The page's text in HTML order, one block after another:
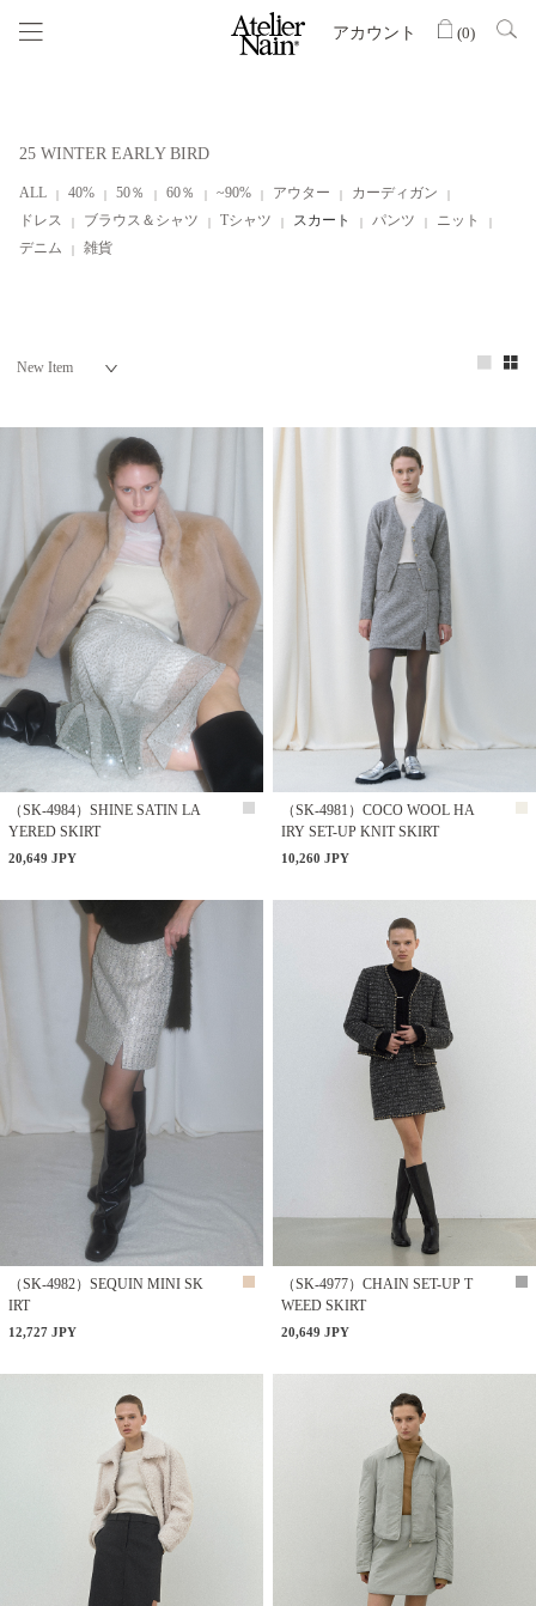
アカウント (0)
25 WINTER EARLY BIRD
ALL 40% 50％ 60％ ~90% アウター
カーディガン
ドレス
ブラウス＆シャツ Tシャツ スカート パンツ
ニット
デニム
雑貨
（SK-4984）SHINE SATIN LA
YERED SKIRT
20,649 JPY
（SK-4981）COCO WOOL HA
IRY SET-UP KNIT SKIRT
10,260 JPY
（SK-4982）SEQUIN MINI SK
IRT
12,727 JPY
（SK-4977）CHAIN SET-UP T
WEED SKIRT
20,649 JPY